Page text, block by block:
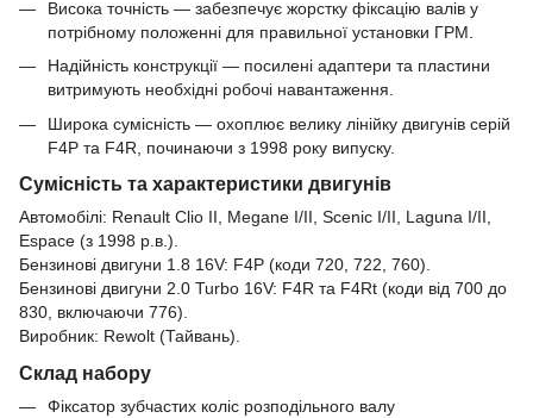
Висока точність — забезпечує жорстку фіксацію валів у
потрібному положенні для правильної установки ГРМ.
Надійність конструкції — посилені адаптери та пластини
витримують необхідні робочі навантаження.
Широка сумісність — охоплює велику лінійку двигунів серій
F4P та F4R, починаючи з 1998 року випуску.
Сумісність та характеристики двигунів
Автомобілі: Renault Clio II, Megane I/II, Scenic I/II, Laguna I/II,
Espace (з 1998 р.в.).
Бензинові двигуни 1.8 16V: F4P (коди 720, 722, 760).
Бензинові двигуни 2.0 Turbo 16V: F4R та F4Rt (коди від 700 до
830, включаючи 776).
Виробник: Rewolt (Тайвань).
Склад набору
Фіксатор зубчастих коліс розподільного валу